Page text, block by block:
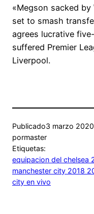
«Megson sacked
set to smash
agrees lucrative
suffered Premier
Liverpool.
Publicado3 marzo 2020
pormaster
Etiquetas:
equipacion del chelsea
manchester city 2018
city en vivo